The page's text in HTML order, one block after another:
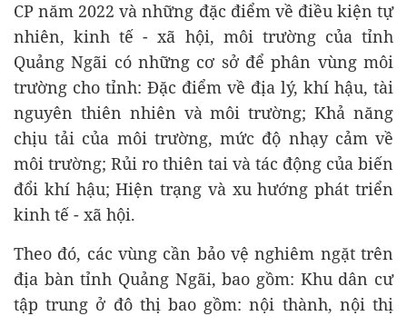
CP năm 2022 và những đặc điểm về điều kiện tự
nhiên, kinh tế - xã hội, môi trường của tỉnh
Quảng Ngãi có những cơ sở để phân vùng môi
trường cho tỉnh: Đặc điểm về địa lý, khí hậu, tài
nguyên thiên nhiên và môi trường; Khả năng
chịu tải của môi trường, mức độ nhạy cảm về
môi trường; Rủi ro thiên tai và tác động của biến
đổi khí hậu; Hiện trạng và xu hướng phát triển
kinh tế - xã hội.
Theo đó, các vùng cần bảo vệ nghiêm ngặt trên
địa bàn tỉnh Quảng Ngãi, bao gồm: Khu dân cư
tập trung ở đô thị bao gồm: nội thành, nội thị